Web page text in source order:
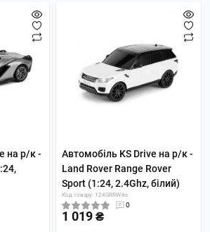
на р/к -
Автомобіль KS Drive на р/к -
Land Rover Range Rover
Sport (1:24, 2.4Ghz, білий)
Код товару: 124GRRW-ks
0
1 019 ₴